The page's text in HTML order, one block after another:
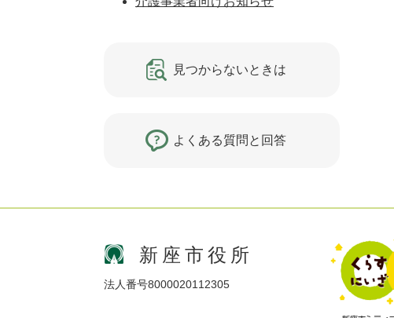
見つからないときは
よくある質問と回答
新座市役所
法人番号8000020112305